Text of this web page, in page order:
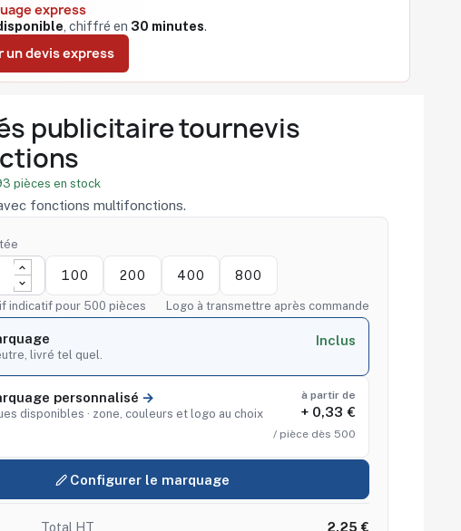
express
, chiffré en 30 minutes.
un devis express
publicitaire tournevis
pièces en stock
fonctions multifonctions.
100 200 400 800
indicatif pour 500 pièces Logo à transmettre après commande
livré tel quel.
Inclus
personnalisé
disponibles · zone, couleurs et logo au choix
à partir de
+ 0,33 €
/ pièce dès 500
Configurer le marquage
Total HT
2,25 €